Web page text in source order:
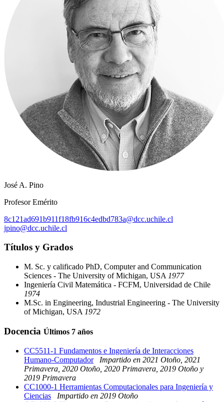
José A. Pino
Profesor Emérito
8c121ad691b911f18fb916c4edbd783a@dcc.uchile.cl
jpino@dcc.uchile.cl
Títulos y Grados
M. Sc. y calificado PhD, Computer and Communication
Sciences - The University of Michigan, USA 1977
Ingeniería Civil Matemática - FCFM, Universidad de Chile
1974
M.Sc. in Engineering, Industrial Engineering - The University
of Michigan, USA 1972
Docencia Últimos 7 años
CC5511-1 Fundamentos e Ingeniería de Interacciones
Humano-Computador
Impartido en 2021 Otoño, 2021
Primavera, 2020 Otoño, 2020 Primavera, 2019 Otoño y
2019 Primavera
CC1000-1 Herramientas Computacionales para Ingeniería y
Ciencias
Impartido en 2019 Otoño